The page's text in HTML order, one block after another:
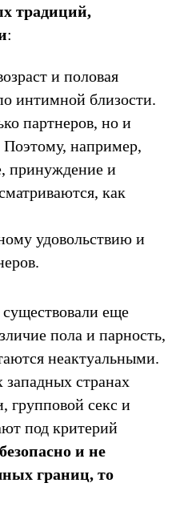
традиций,
:
и половая
интимной близости.
партнеров, но и
например,
принуждение и
как
удовольствию и
еще
пола и парность,
неактуальными.
странах
групповой секс и
под критерий
и не
границ, то